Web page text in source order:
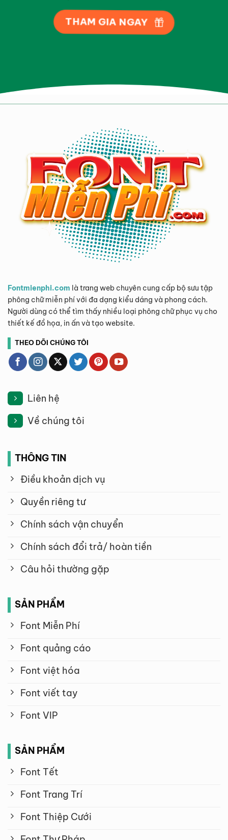
THAM GIA NGAY
Fontmienphi.com là trang web chuyên cung cấp bộ sưu tập
phông chữ miễn phí với đa dạng kiểu dáng và phong cách.
Người dùng có thể tìm thấy nhiều loại phông chữ phục vụ cho
thiết kế đồ họa, in ấn và tạo website.
THEO DÕI CHÚNG TÔI
Liên hệ
Về chúng tôi
THÔNG TIN
Điều khoản dịch vụ
Quyền riêng tư
Chính sách vận chuyển
Chính sách đổi trả/ hoàn tiền
Câu hỏi thường gặp
SẢN PHẨM
Font Miễn Phí
Font quảng cáo
Font việt hóa
Font viết tay
Font VIP
SẢN PHẨM
Font Tết
Font Trang Trí
Font Thiệp Cưới